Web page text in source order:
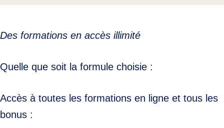
Des formations en accès illimité
Quelle que soit la formule choisie :
Accès à toutes les formations en ligne et tous les
bonus :